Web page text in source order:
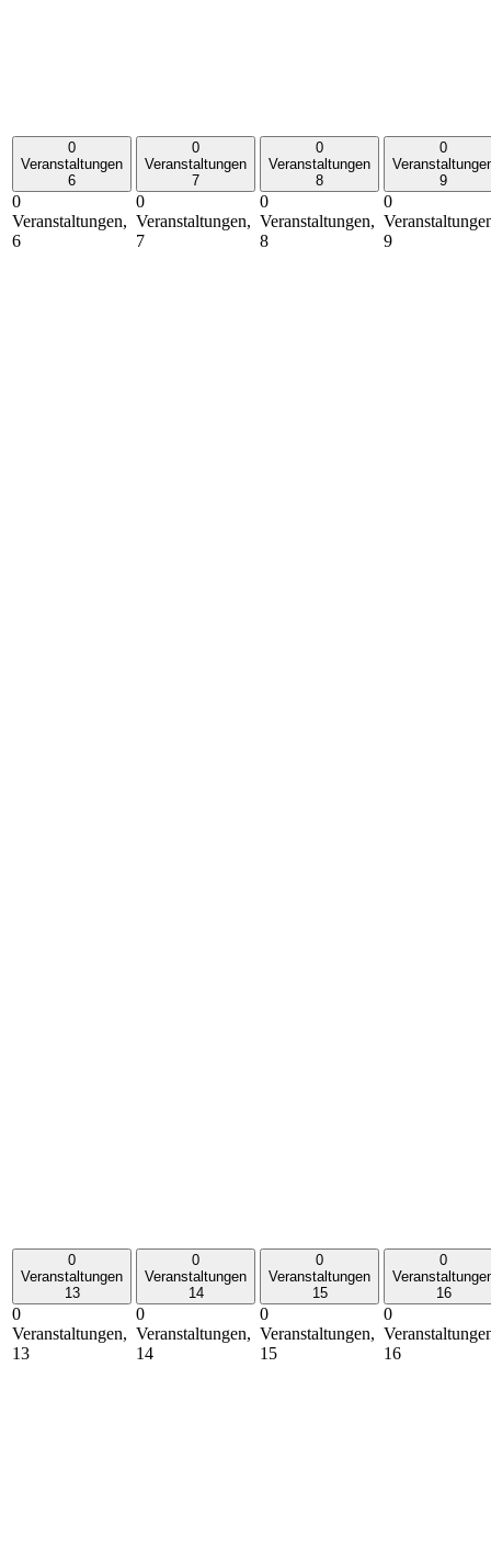
0
Veranstaltungen
6
0
Veranstaltungen,
6
0
Veranstaltungen
7
0
Veranstaltungen,
7
0
Veranstaltungen
8
0
Veranstaltungen,
8
0
9
0
9
0
Veranstaltungen
13
0
Veranstaltungen,
13
0
Veranstaltungen
14
0
Veranstaltungen,
14
0
Veranstaltungen
15
0
Veranstaltungen,
15
0
16
0
16